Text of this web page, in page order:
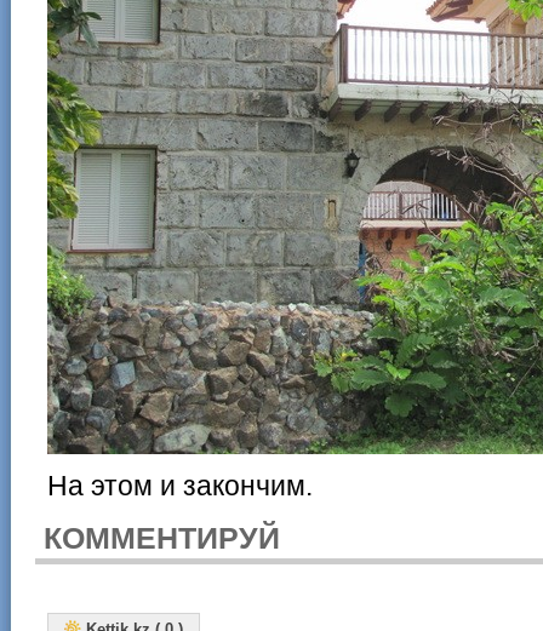
На этом и закончим.
КОММЕНТИРУЙ